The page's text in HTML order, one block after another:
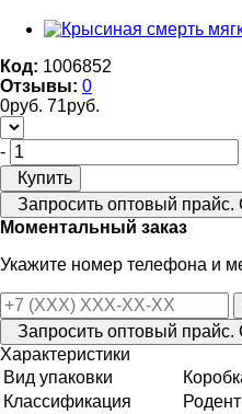
Код: 1006852
Отзывы: 0
0руб. 71руб.
-
Купить
Запросить оптовый прайс.
Моментальный заказ
Укажите номер телефона и
Запросить оптовый прайс.
Характеристики
Вид упаковки
Классификация